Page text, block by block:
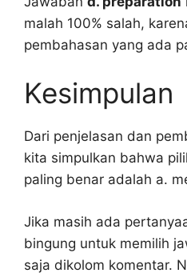
malah 100% salah,
pembahasan yang ada
Kesimpulan
Dari penjelasan dan
kita simpulkan bahwa
paling benar adalah a.
Jika masih ada
bingung untuk memilih
saja dikolom komentar.